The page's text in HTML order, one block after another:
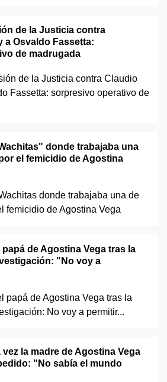
de la Justicia contra
a Osvaldo Fassetta:
de madrugada
donde trabajaba una
el femicidio de Agostina
de Agostina Vega tras la
"No voy a
la madre de Agostina Vega
"No sabía el mundo